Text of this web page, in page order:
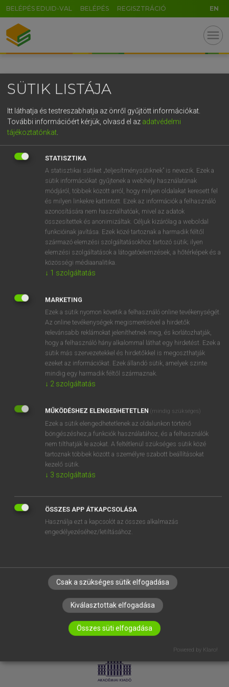
BELÉPÉS EDUID-VAL BELÉPÉS REGISZTRÁCIÓ EN
menu
OOOOPS!
SZOTAR.NET APPLIKÁCIÓ
MICROSOFT OFFICE BŐVÍTMÉNY
BEÉPÜLŐ SZÓTÁRMODUL
ONLINE NYELVVIZSGA
EGYÉNI FELHASZNÁLÓKNAK
TANULÓKNAK
OKTATÁSI INTÉZMÉNYEKNEK
VÁLLALATI MEGOLDÁSOK
RÓLUNK
ELÉRHETŐSÉG
SÜTI BEÁLLÍTÁSOK
LICENCSZERZŐDÉS ADATVÉDELEM
SÜTIK LISTÁJA
Itt láthatja és testreszabhatja az önről gyűjtött információkat.
További információért kérjük, olvasd el az adatvédelmi
tájékoztatónkat
STATISZTIKA
A statisztikai sütiket „teljesítménysütiknek” is nevezik. Ezek a
sütik információkat gyűjtenek a webhely használatának
módjáról, többek között arról, hogy milyen oldalakat keresett fel
és milyen linkekre kattintott. Ezek az információk a felhasználó
azonosítására nem használhatóak, mivel az adatok
összesítettek és anonimizáltak. Céljuk kizárólag a weboldal
funkcióinak javítása. Ezek közé tartoznak a harmadik féltől
származó elemzési szolgáltatásokhoz tartozó sütik; ilyen
elemzési szolgáltatások a látogatóelemzések, a hőtérképek és a
közösségi médiaanalitika.
↓ 1 szolgáltatás
MARKETING
Ezek a sütik nyomon követik a felhasználó online tevékenységét.
Az online tevékenységek megismerésével a hirdetők
relevánsabb reklámokat jeleníthetnek meg, és korlátozhatják,
hogy a felhasználó hány alkalommal láthat egy hirdetést. Ezek a
sütik más szervezetekkel és hirdetőkkel is megoszthatják
ezeket az információkat. Ezek állandó sütik, amelyek szinte
mindig egy harmadik féltől származnak.
↓ 2 szolgáltatás
MŰKÖDÉSHEZ ELENGEDHETETLEN (mindig szükséges)
Ezek a sütik elengedhetetlenek az oldalunkon történő
böngészéshez,a funkciók használatához, és a felhasználók
nem tilthatják le azokat. A feltétlenül szükséges sütik közé
tartoznak többek között a személyre szabott beállításokat
kezelő sütik.
↓ 3 szolgáltatás
ÖSSZES APP ÁTKAPCSOLÁSA
Használja ezt a kapcsolót az összes alkalmazás
engedélyezéséhez/letiltásához.
Csak a szükséges sütik elfogadása
Kiválasztottak elfogadása
Összes süti elfogadása
Powered by Klaro!
GR
5
g h k l
v b n m , . - AltGr